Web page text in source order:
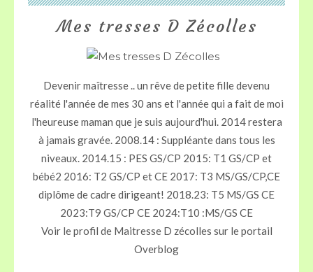
Mes tresses D Zécolles
Devenir maîtresse .. un rêve de petite fille devenu
réalité l'année de mes 30 ans et l'année qui a fait de moi
l'heureuse maman que je suis aujourd'hui. 2014 restera
à jamais gravée. 2008.14 : Suppléante dans tous les
niveaux. 2014.15 : PES GS/CP 2015: T1 GS/CP et
bébé2 2016: T2 GS/CP et CE 2017: T3 MS/GS/CP,CE
diplôme de cadre dirigeant! 2018.23: T5 MS/GS CE
2023:T9 GS/CP CE 2024:T10 :MS/GS CE
Voir le profil de Maitresse D zécolles sur le portail
Overblog